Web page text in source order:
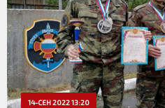
14-СЕН 2022 13:20